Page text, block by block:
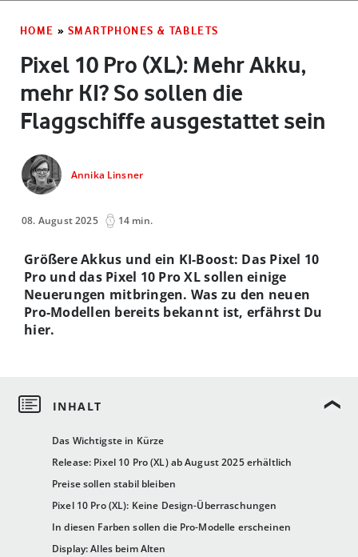
HOME » SMARTPHONES & TABLETS
Pixel 10 Pro (XL): Mehr Akku,
mehr KI? So sollen die
Flaggschiffe ausgestattet sein
Annika Linsner
08. August 2025 14 min.
Das Wichtigste in Kürze
Release: Pixel 10 Pro (XL) ab August 2025 erhältlich
Preise sollen stabil bleiben
Pixel 10 Pro (XL): Keine Design-Überraschungen
In diesen Farben sollen die Pro-Modelle erscheinen
Display: Alles beim Alten
Größere Akkus und ein KI-Boost: Das Pixel 10
Pro und das Pixel 10 Pro XL sollen einige
Neuerungen mitbringen. Was zu den neuen
Pro-Modellen bereits bekannt ist, erfährst Du
hier.